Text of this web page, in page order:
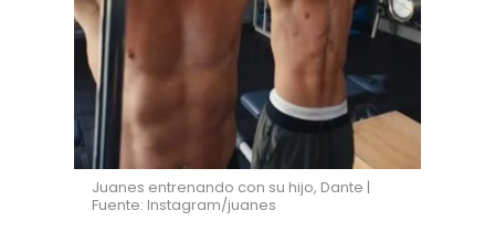
Juanes entrenando con su hijo, Dante |
Fuente: Instagram/juanes